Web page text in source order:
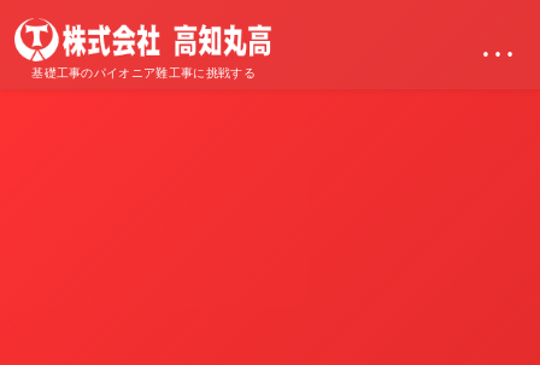
基礎工事のパイオニア難工事に挑戦する
…